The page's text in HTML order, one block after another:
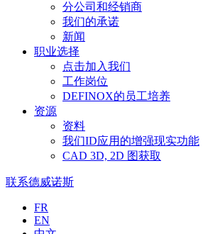
分公司和经销商
我们的承诺
新闻
职业选择
点击加入我们
工作岗位
DEFINOX的员工培养
资源
资料
我们ID应用的增强现实功能
CAD 3D, 2D 图获取
联系德威诺斯
Langues
FR
EN